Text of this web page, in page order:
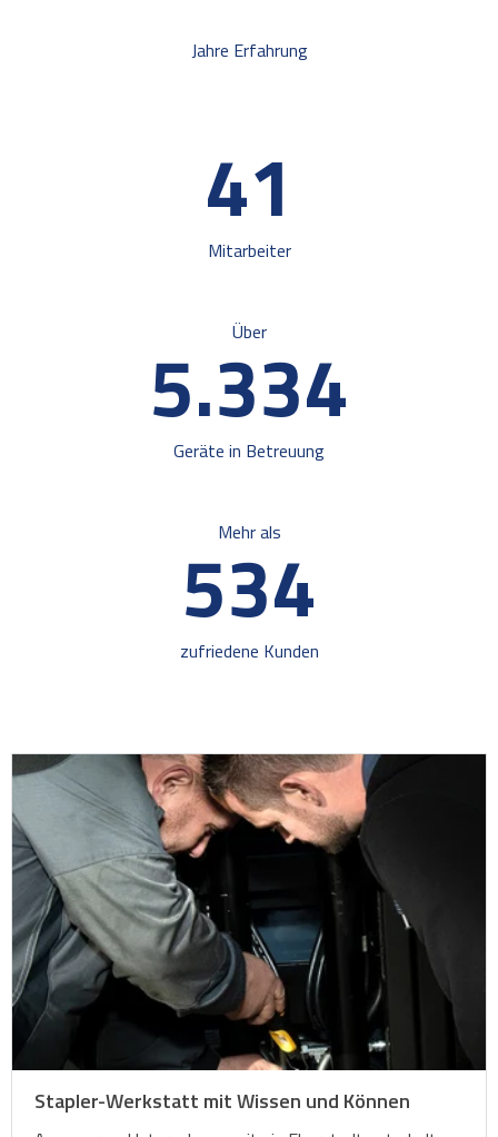
Jahre Erfahrung
59
Mitarbeiter
Über
7.567
Geräte in Betreuung
Mehr als
754
zufriedene Kunden
Stapler-Werkstatt mit Wissen und Können